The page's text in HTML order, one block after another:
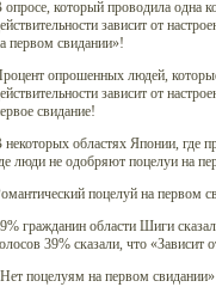
опросе, который проводила одна
зависит от
первом свидании»!
опрошенных людей,
зависит от
свидание!
некоторых областях Японии, где
люди не одобряют поцелуи на
поцелуй на первом
гражданин области Шиги
39% сказали, что
поцелуям на первом свидании»